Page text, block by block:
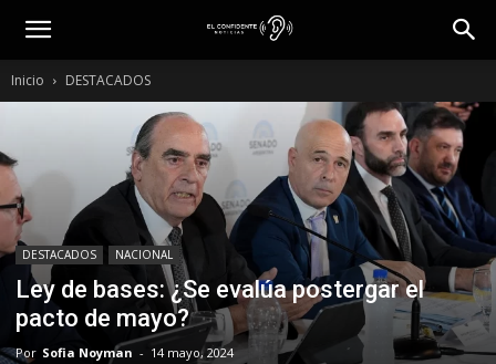
Inicio DESTACADOS
DESTACADOS NACIONAL
Ley de bases: ¿Se evalúa postergar el
pacto de mayo?
Por Sofia Noyman - 14 mayo, 2024